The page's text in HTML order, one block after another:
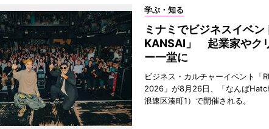
学ぶ・知る
ミナミでビジネスイベン
KANSAI」 起業家やク
ー一堂に
ビジネス・カルチャーイベント「
2026」が8月26日、「なんば
浪速区湊町1）で開催される。